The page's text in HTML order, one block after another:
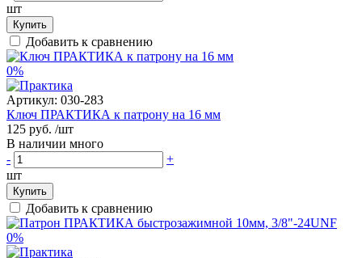
шт
Купить
Добавить к сравнению
0%
Артикул: 030-283
Ключ ПРАКТИКА к патрону на 16 мм
125 руб. /шт
В наличии много
-
+
шт
Купить
Добавить к сравнению
0%